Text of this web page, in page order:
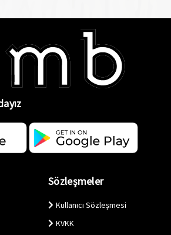
Sözleşmeler
Kullanıcı Sözleşmesi
KVKK